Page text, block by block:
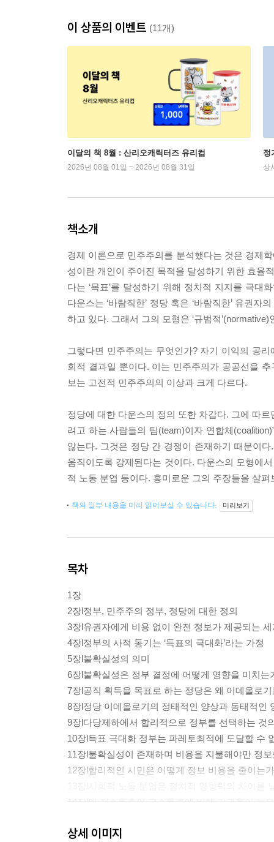
이 상품의 이벤트 (11개)
이달의 책 8월 : 산리오캐릭터즈 유리컵
2026년 08월 01일 ~ 2026년 08월 31일
정
상
책소개
경제 이론으로 민주주의를 분석했다는 것은 경제
성이란 개인이 주어진 목적을 달성하기 위한 효율
다는 ‘목표’를 달성하기 위해 정치적 지지를 극대
다운스는 ‘바람직한’ 정당 혹은 ‘바람직한’ 유권
하고 있다. 그래서 그의 모형은 ‘규범적
그렇다면 민주주의는 무엇인가? 자기 이익의 공
회적 결과일 뿐이다. 이는 민주주의가 공공선을
보는 고전적 민주주의의 이상과 크게 다르다.
정당에 대한 다운스의 정의 또한 차갑다. 그에 따
려고 하는 사람들의 팀(team)이자 연합체
않는다. 그것은 정당 간 경쟁이 존재하기 때문이
움직이도록 강제된다는 것이다. 다운스의 모형에
적 노동 분업 등이다. 흥미로운 그의 주장들을 살펴
책의 일부 내용을 미리 읽어보실 수 있습니다. 미리보기
목차
1장
2장l정부, 민주주의 정부, 정당에 대한 정의
3장l유권자에게 비용 없이 완전 정보가 제공되는
4장l정부의 사적 동기는 ‘득표의 극대화’라는 가정
5장l불확실성의 의미
6장l불확실성은 정부 결정에 어떻게 영향을 미치는
7장l공직 획득을 목표로 하는 정당은 왜 이데올로
8장l정당 이데올로기의 정태적인 양상과 동태적인
9장l다당제하에서 합리적으로 정부를 선택하는 것
10장l득표 극대화 정부는 파레토최적에 도달할 수
11장l불확실성이 존재하며 비용을 지불해야만 정
12장l합리적인 시민은 어떻게 정보 비용을 줄이는가
14장l왜 저소득층이 고소득층에 비해 기권율이 높
상세 이미지